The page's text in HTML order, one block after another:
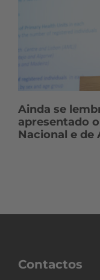
Ainda se
apresentado
Nacional e de
Contactos